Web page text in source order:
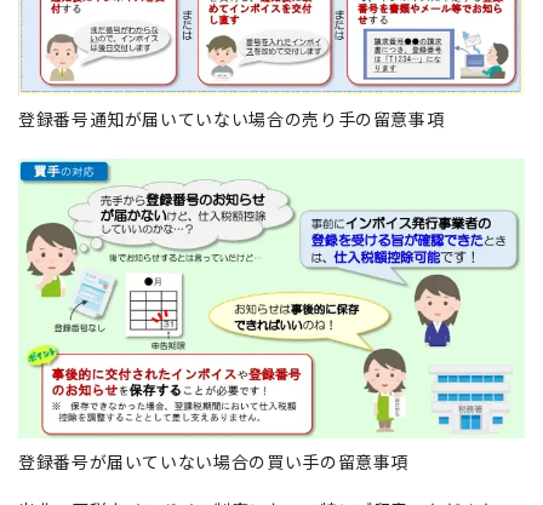
登録番号通知が届いていない場合の売り手の留意事項
登録番号が届いていない場合の買い手の留意事項